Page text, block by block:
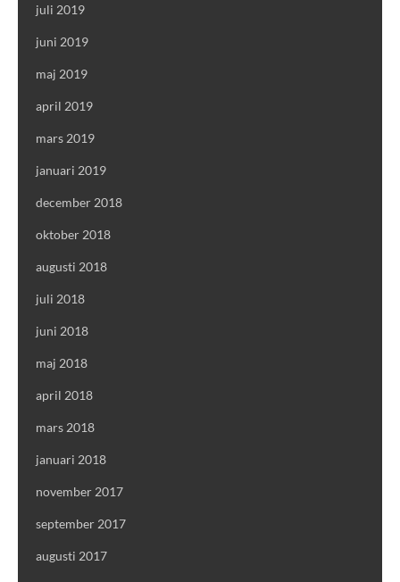
juli 2019
juni 2019
maj 2019
april 2019
mars 2019
januari 2019
december 2018
oktober 2018
augusti 2018
juli 2018
juni 2018
maj 2018
april 2018
mars 2018
januari 2018
november 2017
september 2017
augusti 2017